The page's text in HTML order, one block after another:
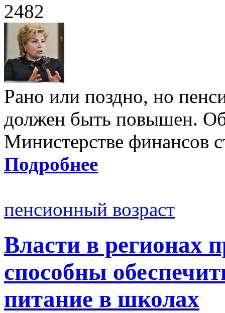
2482
Рано или поздно, но
должен быть повышен. Об
Министерстве финансов
Подробнее
пенсионный возраст
Власти в регионах
способны
питание в школах